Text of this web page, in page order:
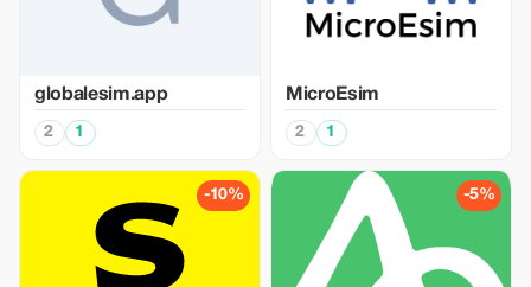
globalesim.app
2 1
MicroEsim
2 1
-10% -5%